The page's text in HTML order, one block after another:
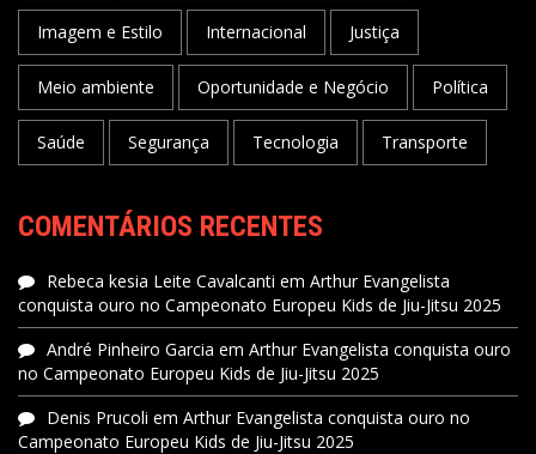
Imagem e Estilo Internacional Justiça
Meio ambiente Oportunidade e Negócio Política
Saúde Segurança Tecnologia Transporte
COMENTÁRIOS RECENTES
Rebeca kesia Leite Cavalcanti em Arthur Evangelista
conquista ouro no Campeonato Europeu Kids de Jiu-Jitsu 2025
André Pinheiro Garcia em Arthur Evangelista conquista ouro
no Campeonato Europeu Kids de Jiu-Jitsu 2025
Denis Prucoli em Arthur Evangelista conquista ouro no
Campeonato Europeu Kids de Jiu-Jitsu 2025